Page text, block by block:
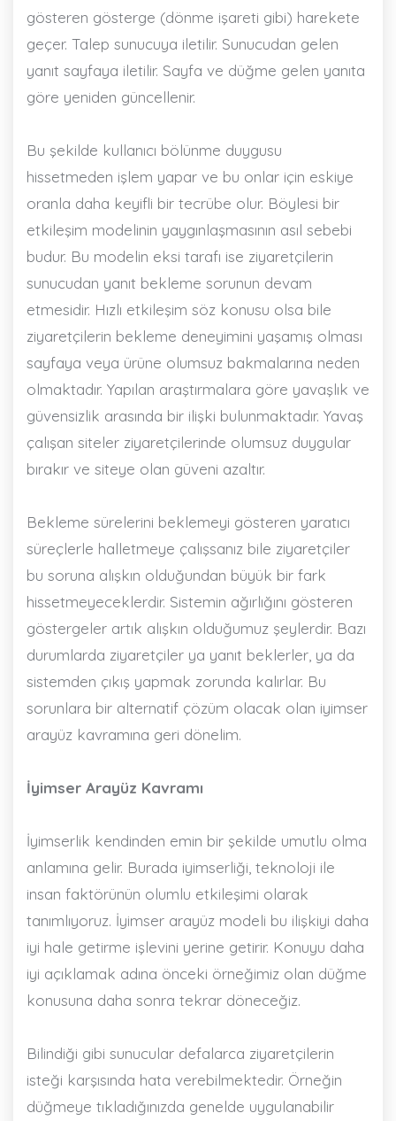
gösteren gösterge (dönme işareti gibi) harekete
geçer. Talep sunucuya iletilir. Sunucudan gelen
yanıt sayfaya iletilir. Sayfa ve düğme gelen yanıta
göre yeniden güncellenir.
Bu şekilde kullanıcı bölünme duygusu
hissetmeden işlem yapar ve bu onlar için eskiye
oranla daha keyifli bir tecrübe olur. Böylesi bir
etkileşim modelinin yaygınlaşmasının asıl sebebi
budur. Bu modelin eksi tarafı ise ziyaretçilerin
sunucudan yanıt bekleme sorunun devam
etmesidir. Hızlı etkileşim söz konusu olsa bile
ziyaretçilerin bekleme deneyimini yaşamış olması
sayfaya veya ürüne olumsuz bakmalarına neden
olmaktadır. Yapılan araştırmalara göre yavaşlık ve
güvensizlik arasında bir ilişki bulunmaktadır. Yavaş
çalışan siteler ziyaretçilerinde olumsuz duygular
bırakır ve siteye olan güveni azaltır.
Bekleme sürelerini beklemeyi gösteren yaratıcı
süreçlerle halletmeye çalışsanız bile ziyaretçiler
bu soruna alışkın olduğundan büyük bir fark
hissetmeyeceklerdir. Sistemin ağırlığını gösteren
göstergeler artık alışkın olduğumuz şeylerdir. Bazı
durumlarda ziyaretçiler ya yanıt beklerler, ya da
sistemden çıkış yapmak zorunda kalırlar. Bu
sorunlara bir alternatif çözüm olacak olan iyimser
arayüz kavramına geri dönelim.
İyimser Arayüz Kavramı
İyimserlik kendinden emin bir şekilde umutlu olma
anlamına gelir. Burada iyimserliği, teknoloji ile
insan faktörünün olumlu etkileşimi olarak
tanımlıyoruz. İyimser arayüz modeli bu ilişkiyi daha
iyi hale getirme işlevini yerine getirir. Konuyu daha
iyi açıklamak adına önceki örneğimiz olan düğme
konusuna daha sonra tekrar döneceğiz.
Bilindiği gibi sunucular defalarca ziyaretçilerin
isteği karşısında hata verebilmektedir. Örneğin
düğmeye tıkladığınızda genelde uygulanabilir